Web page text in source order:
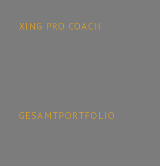
XING PRO COACH
GESAMTPORTFOLIO